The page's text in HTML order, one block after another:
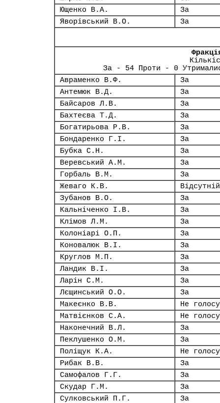
Ющенко В.А.
За
Яворівський В.О.
За
За - 54 Проти - 0
Авраменко В.Ф.
За
Антемюк В.Д.
За
Байсаров Л.В.
За
Бахтеєва Т.Д.
За
Богатирьова Р.В.
За
Бондаренко Г.І.
За
Бубка С.Н.
За
Веревський А.М.
За
Горбаль В.М.
За
Жеваго К.В.
Відсутній
Зубанов В.О.
За
Кальніченко І.В.
За
Клімов Л.М.
За
Колоніарі О.П.
За
Коновалюк В.І.
За
Круглов М.П.
За
Ландик В.І.
За
Ларін С.М.
За
Лєщинський О.О.
За
Макеєнко В.В.
Не
Матвієнков С.А.
Не
Наконечний В.Л.
За
Пеклушенко О.М.
За
Поліщук К.А.
Не
Рибак В.В.
За
Самофалов Г.Г.
За
Скудар Г.М.
За
Сулковський П.Г.
За